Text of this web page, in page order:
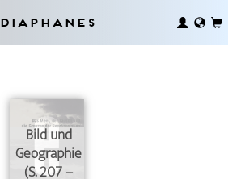
Diaphanes
Bild und
Geographie
(S. 207 –